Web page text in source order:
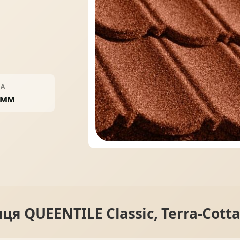
МЕТАЛОЧЕРЕПИЦЯ
ФАЛЬЦЕВА ПОКРІВЛЯ МІДНА
ПІДШИВИ
мм
QUEENTILE Classic, Terra-Cotta